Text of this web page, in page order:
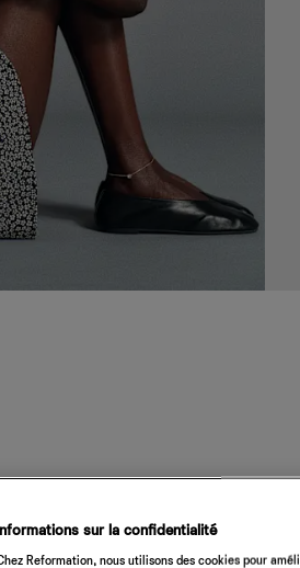
Informations sur la confidentialité
Reformation, nous utilisons des cookies pour